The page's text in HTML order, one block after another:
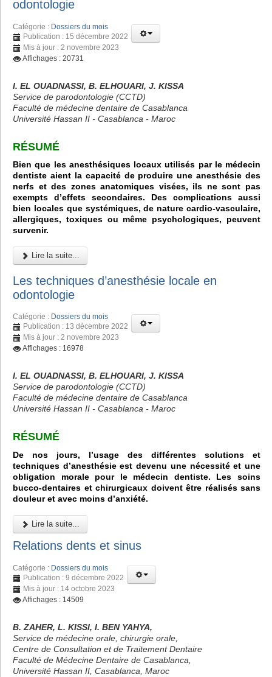
odontologie
Catégorie : Dossiers du mois
Publication : 15 décembre 2022
Mis à jour : 2 novembre 2023
Affichages : 20731
I. EL OUADNASSI, B. ELHOUARI, J. KISSA
Service de parodontologie (CCTD)
Faculté de médecine dentaire de Casablanca
Université Hassan II - Casablanca - Maroc
RÉSUMÉ
Bien que les anesthésiques locaux utilisés par le médecin
dentiste aient la capacité de produire une anesthésie des
nerfs et des zones anatomiques visées, ils ne sont pas
exempts d’effets secondaires. Des complications aussi
bien locales que systémiques, de nature cardio-vasculaire,
allergiques, toxiques ou même psychologiques, peuvent
survenir.
Lire la suite...
Les techniques d’anesthésie locale en
odontologie
Catégorie : Dossiers du mois
Publication : 13 décembre 2022
Mis à jour : 2 novembre 2023
Affichages : 16978
I. EL OUADNASSI, B. ELHOUARI, J. KISSA
Service de parodontologie (CCTD)
Faculté de médecine dentaire de Casablanca
Université Hassan II - Casablanca - Maroc
RÉSUMÉ
De nos jours, l’usage des différentes solutions et
techniques d’anesthésie est devenu une nécessité et une
obligation morale pour le médecin dentiste. Les soins
bucco-dentaires et chirurgicaux doivent être réalisés sans
douleur et avec moins d’anxiété.
Lire la suite...
Relations dents et sinus
Catégorie : Dossiers du mois
Publication : 9 décembre 2022
Mis à jour : 14 octobre 2023
Affichages : 14509
B. ZAHER, L. KISSI, I. BEN YAHYA,
Service de médecine orale, chirurgie orale,
Centre de Consultation et de Traitement Dentaire
Faculté de Médecine Dentaire de Casablanca,
Université Hassan II, Casablanca, Maroc